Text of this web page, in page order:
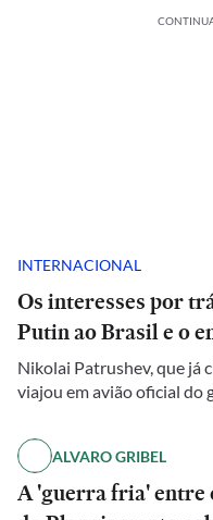
INTERNACIONAL
Os interesses por
Putin ao Brasil e o
Nikolai Patrushev, que já
viajou em avião oficial do
ALVARO GRIBEL
A 'guerra fria' entre